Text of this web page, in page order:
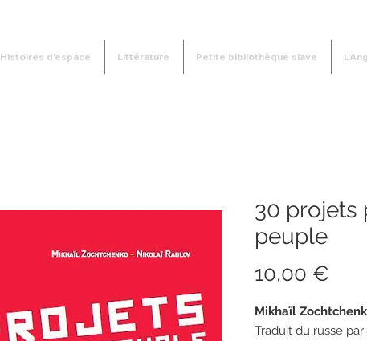
Histoires d'espace Littérature Petite bibliothèque slave
30 projets
peuple
10,00 €
Mikhaïl
Traduit du russe